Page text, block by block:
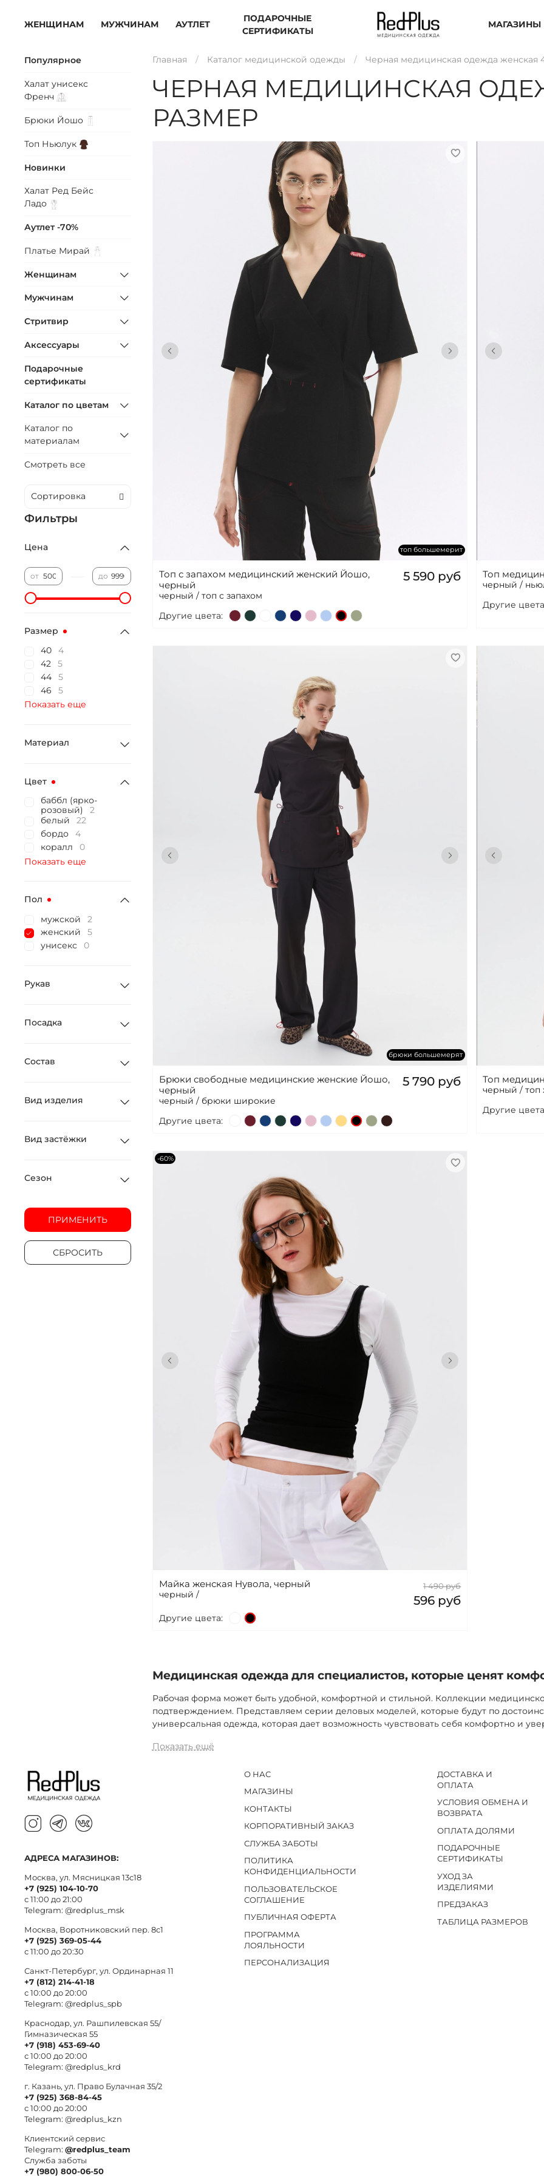
ЖЕНЩИНАМ МУЖЧИНАМ АУТЛЕТ
ПОДАРОЧНЫЕ
СЕРТИФИКАТЫ
МАГАЗИНЫ
Главная Каталог медицинской одежды Черная медицинская одежда женская
ЧЕРНАЯ МЕДИЦИНСКАЯ
РАЗМЕР
топ большемерит
Топ с запахом медицинский женский Йошо,
черный
черный / топ с запахом
5 590 руб
Другие цвета:
Топ
черный /
Другие
брюки большемерят
Брюки свободные медицинские женские Йошо,
черный
черный / брюки широкие
5 790 руб
Другие цвета:
Топ
черный / топ
Другие
-60%
Майка женская Нувола, черный
черный /
1 490 руб
596 руб
Другие цвета:
Медицинская одежда для специалистов, которые ценят
Рабочая форма может быть удобной, комфортной и стильной. Коллекции
подтверждением. Представляем серии деловых моделей, которые будут по
универсальная одежда, которая дает возможность чувствовать себя комфортно и
Показать ещё
Популярное
Халат унисекс
Френч
Брюки Йошо
Топ Ньюлук
Новинки
Халат Ред Бейс
Ладо
Аутлет -70%
Платье Мирай
Женщинам
Мужчинам
Стритвир
Аксессуары
Подарочные
сертификаты
Каталог по цветам
Каталог по
материалам
Смотреть все
Фильтры
Цена
от до
Размер
40
4
42
5
44
5
46
5
Показать еще
Материал
Цвет
баббл (ярко-
розовый)
2
белый
22
бордо
4
коралл
0
Показать еще
Пол
мужской
2
женский
5
унисекс
0
Рукав
Посадка
Состав
Вид изделия
Вид застёжки
Сезон
ПРИМЕНИТЬ
СБРОСИТЬ
О НАС
МАГАЗИНЫ
КОНТАКТЫ
КОРПОРАТИВНЫЙ ЗАКАЗ
СЛУЖБА ЗАБОТЫ
ПОЛИТИКА
КОНФИДЕНЦИАЛЬНОСТИ
ПОЛЬЗОВАТЕЛЬСКОЕ
СОГЛАШЕНИЕ
ПУБЛИЧНАЯ ОФЕРТА
ПРОГРАММА
ЛОЯЛЬНОСТИ
ПЕРСОНАЛИЗАЦИЯ
ДОСТАВКА И
ОПЛАТА
УСЛОВИЯ ОБМЕНА И
ВОЗВРАТА
ОПЛАТА ДОЛЯМИ
ПОДАРОЧНЫЕ
СЕРТИФИКАТЫ
УХОД ЗА
ИЗДЕЛИЯМИ
ПРЕДЗАКАЗ
ТАБЛИЦА РАЗМЕРОВ
АДРЕСА МАГАЗИНОВ:
Москва, ул. Мясницкая 13с18
+7 (925) 104-10-70
с 11:00 до 21:00
Telegram: @redplus_msk
Москва, Воротниковский пер. 8c1
+7 (925) 369-05-44
с 11:00 до 20:30
Санкт-Петербург, ул. Ординарная 11
+7 (812) 214-41-18
с 10:00 до 20:00
Telegram: @redplus_spb
Краснодар, ул. Рашпилевская 55/
Гимназическая 55
+7 (918) 453-69-40
с 10:00 до 20:00
Telegram: @redplus_krd
г. Казань, ул. Право Булачная 35/2
+7 (925) 368-84-45
с 10:00 до 20:00
Telegram: @redplus_kzn
Клиентский сервис
Telegram: @redplus_team
Служба заботы
+7 (980) 800-06-50